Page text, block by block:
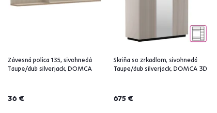
Závesná polica 135, sivohnedá
Taupe/dub silverjack, DOMCA
36 €
Skriňa so zrkadlom, sivohnedá
Taupe/dub silverjack, DOMCA 3D
675 €